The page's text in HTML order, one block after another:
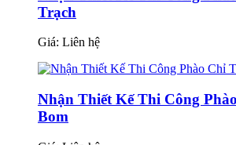
Trạch
Giá: Liên hệ
Nhận Thiết Kế Thi Công
Bom